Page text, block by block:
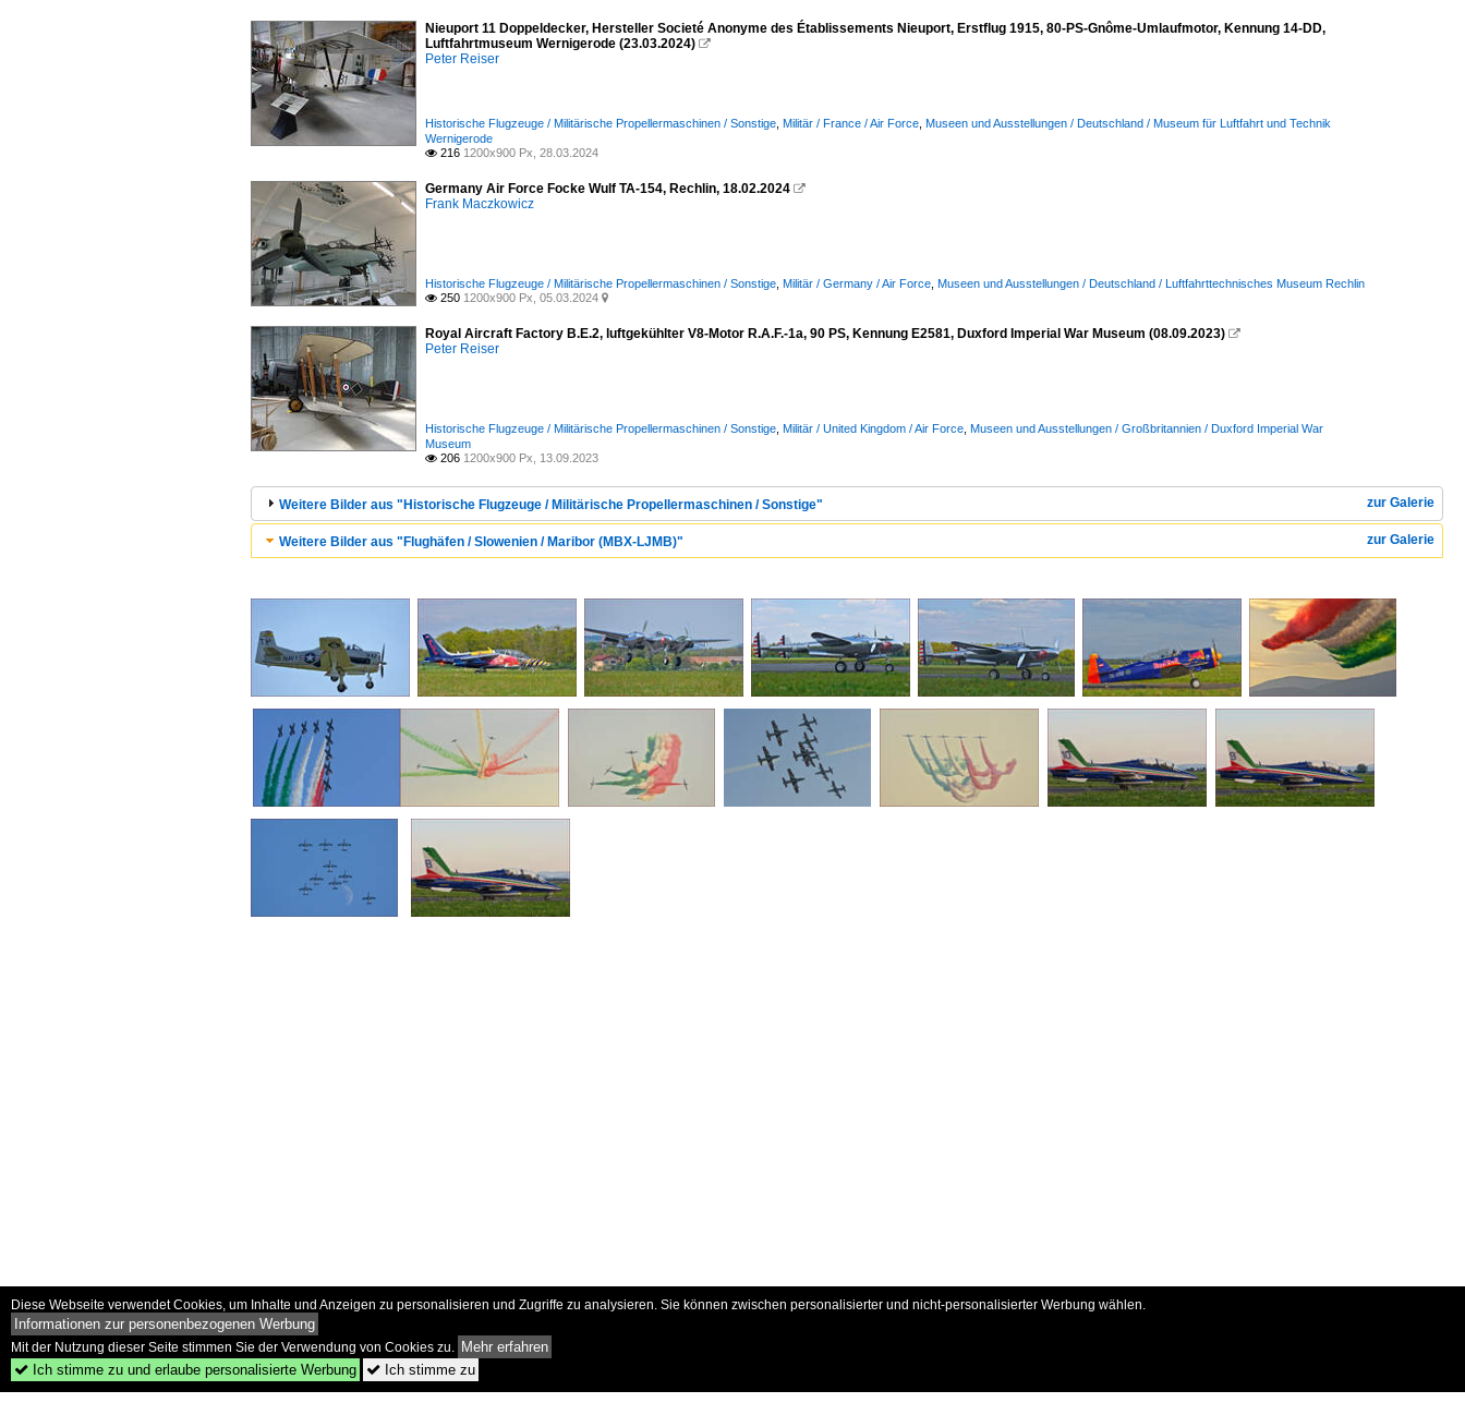
Nieuport 11 Doppeldecker, Hersteller Societé Anonyme des Établissements Nieuport, Erstflug 1915, 80-PS-Gnôme-Umlaufmotor, Kennung 14-DD,
Luftfahrtmuseum Wernigerode (23.03.2024) 
Peter Reiser
Historische Flugzeuge / Militärische Propellermaschinen / Sonstige Militär / France / Air Force Museen und Ausstellungen / Deutschland / Museum für Luftfahrt und Technik
Wernigerode
 216 1200x900 Px, 28.03.2024
Germany Air Force Focke Wulf TA-154, Rechlin, 18.02.2024 
Frank Maczkowicz
Historische Flugzeuge / Militärische Propellermaschinen / Sonstige Militär / Germany / Air Force Museen und Ausstellungen / Deutschland / Luftfahrttechnisches Museum Rechlin
 250 1200x900 Px, 05.03.2024 
Royal Aircraft Factory B.E.2, luftgekühlter V8-Motor R.A.F.-1a, 90 PS, Kennung E2581, Duxford Imperial War Museum (08.09.2023) 
Peter Reiser
Historische Flugzeuge / Militärische Propellermaschinen / Sonstige Militär / United Kingdom / Air Force Museen und Ausstellungen / Großbritannien / Duxford Imperial War
Museum
 206 1200x900 Px, 13.09.2023
zur Galerie
Weitere Bilder aus "Historische Flugzeuge / Militärische Propellermaschinen / Sonstige"
zur Galerie
Weitere Bilder aus "Flughäfen / Slowenien / Maribor (MBX-LJMB)"
Diese Webseite verwendet Cookies, um Inhalte und Anzeigen zu personalisieren und Zugriffe zu analysieren. Sie können zwischen personalisierter und nicht-personalisierter Werbung wählen.
Informationen zur personenbezogenen Werbung
Mit der Nutzung dieser Seite stimmen Sie der Verwendung von Cookies zu. Mehr erfahren
 Ich stimme zu und erlaube personalisierte Werbung  Ich stimme zu